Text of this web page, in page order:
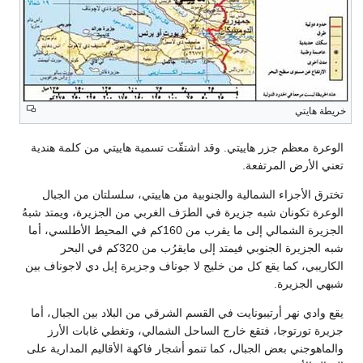
خريطة هايتي
الوعرة معظم جزر هاييتي. وقد اشتقّت تسمية هاييتي من كلمة هندية
تعني الأرض المرتفعة.
تخترق الأجزاء الشمالية والجنوبية من هاييتي، سلسلتان من الجبال
الوعرة تكونان شبه جزيرة في الطرَف الغربي من الجزيرة، ويمتد شبهُ
الجزيرة الشمالي إلى ما يقرب من 160كم في المحيط الأطلسي، أما
شبه الجزيرة الجنوبي فيمتد إلى مايقرُب من 320كم في البحر
الكاريبي، كما يقع كل من خليج لا جوناف وجزيرة إيل دي لاجوناف بين
شبهي الجزيرة.
يقع وادي نهر أرتيبونايت في القسم الشرقي من البلاد بين الجبال، أما
جزيرة تورتوجا، فتقع خارج الساحل الشمالي، وتغطي غابات الأرز
والماهوجني بعض الجبال، كما تنمو أشجار فاكهة الأقاليم المدارية على